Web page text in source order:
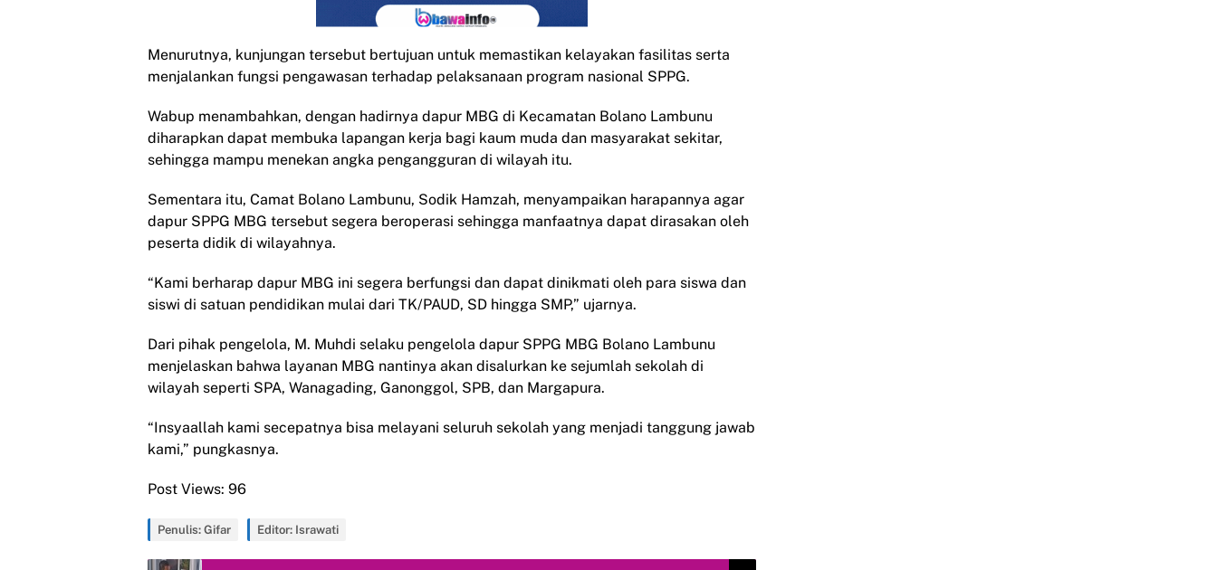
Menurutnya, kunjungan tersebut bertujuan untuk memastikan kelayakan fasilitas serta
menjalankan fungsi pengawasan terhadap pelaksanaan program nasional SPPG.
Wabup menambahkan, dengan hadirnya dapur MBG di Kecamatan Bolano Lambunu
diharapkan dapat membuka lapangan kerja bagi kaum muda dan masyarakat sekitar,
sehingga mampu menekan angka pengangguran di wilayah itu.
Sementara itu, Camat Bolano Lambunu, Sodik Hamzah, menyampaikan harapannya agar
dapur SPPG MBG tersebut segera beroperasi sehingga manfaatnya dapat dirasakan oleh
peserta didik di wilayahnya.
“Kami berharap dapur MBG ini segera berfungsi dan dapat dinikmati oleh para siswa dan
siswi di satuan pendidikan mulai dari TK/PAUD, SD hingga SMP,” ujarnya.
Dari pihak pengelola, M. Muhdi selaku pengelola dapur SPPG MBG Bolano Lambunu
menjelaskan bahwa layanan MBG nantinya akan disalurkan ke sejumlah sekolah di
wilayah seperti SPA, Wanagading, Ganonggol, SPB, dan Margapura.
“Insyaallah kami secepatnya bisa melayani seluruh sekolah yang menjadi tanggung jawab
kami,” pungkasnya.
Post Views: 96
Penulis: Gifar Editor: Israwati